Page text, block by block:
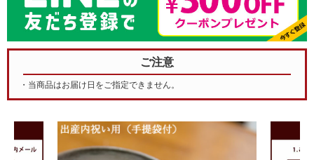
ご注意
・当商品はお届け日をご指定できません。